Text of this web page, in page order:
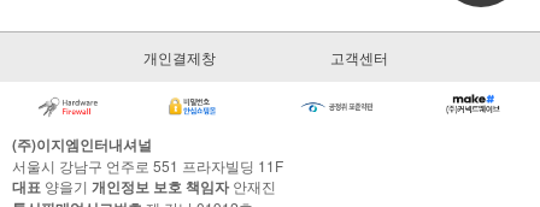
개인결제창 고객센터
(주)이지엠인터내셔널
서울시 강남구 언주로 551 프라자빌딩 11F
대표 양을기 개인정보 보호 책임자안재진